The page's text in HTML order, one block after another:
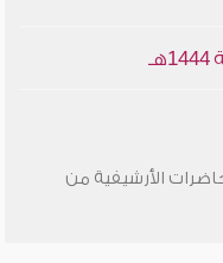
الأرشيفية من